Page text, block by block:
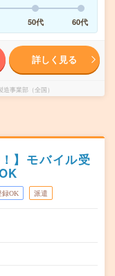
50代 60代
詳しく見る
事業部（全国）
】モバイル受
録OK 派遣